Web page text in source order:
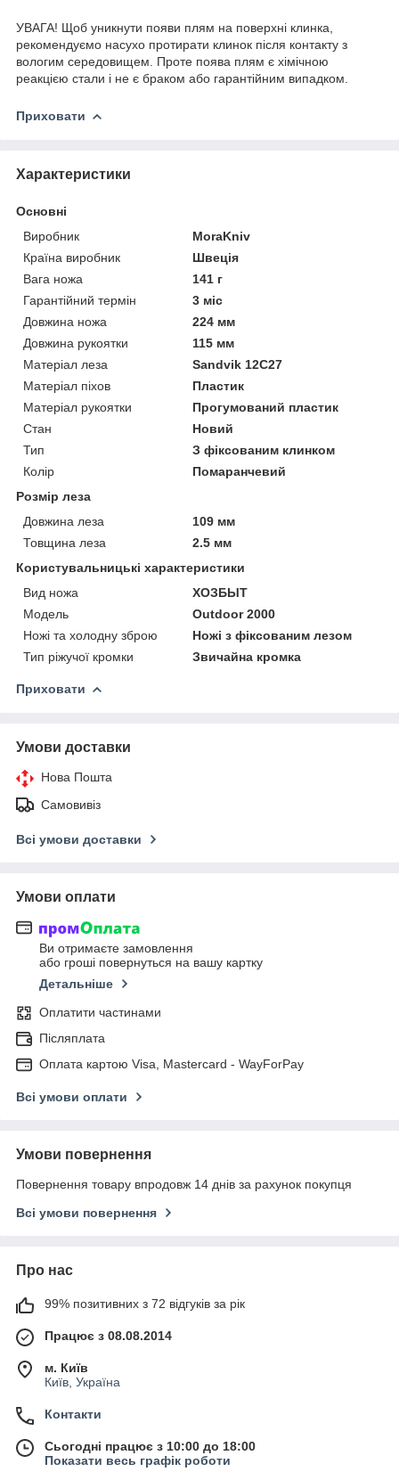
УВАГА! Щоб уникнути появи плям на поверхні клинка,
рекомендуємо насухо протирати клинок після контакту з
вологим середовищем. Проте поява плям є хімічною
реакцією стали і не є браком або гарантійним випадком.
Приховати
Характеристики
Основні
Виробник
MoraKniv
Країна виробник
Швеція
Вага ножа
141 г
Гарантійний термін
3 міс
Довжина ножа
224 мм
Довжина рукоятки
115 мм
Матеріал леза
Sandvik 12C27
Матеріал піхов
Пластик
Матеріал рукоятки
Прогумований пластик
Стан
Новий
Тип
З фіксованим клинком
Колір
Помаранчевий
Розмір леза
Довжина леза
109 мм
Товщина леза
2.5 мм
Користувальницькі характеристики
Вид ножа
ХОЗБЫТ
Модель
Outdoor 2000
Ножі та холодну зброю
Ножі з фіксованим лезом
Тип ріжучої кромки
Звичайна кромка
Приховати
Умови доставки
Нова Пошта
Самовивіз
Всі умови доставки
Умови оплати
Ви отримаєте замовлення
або гроші повернуться на вашу картку
Детальніше
Оплатити частинами
Післяплата
Оплата картою Visa, Mastercard - WayForPay
Всі умови оплати
Умови повернення
Повернення товару впродовж 14 днів за рахунок покупця
Всі умови повернення
Про нас
99% позитивних з 72 відгуків за рік
Працює з 08.08.2014
м. Київ
Київ, Україна
Контакти
Сьогодні працює з 10:00 до 18:00
Показати весь графік роботи